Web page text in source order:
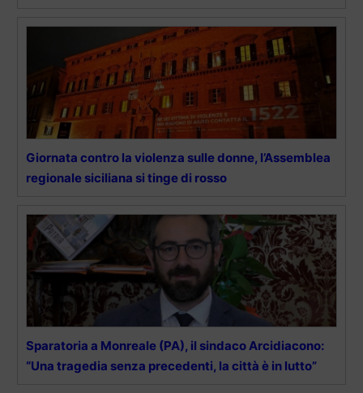
Giornata contro la violenza sulle donne, l’Assemblea
regionale siciliana si tinge di rosso
Sparatoria a Monreale (PA), il sindaco Arcidiacono:
“Una tragedia senza precedenti, la città è in lutto”